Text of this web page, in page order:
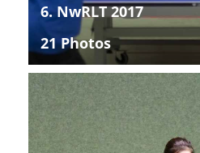
6. NwRLT 2017
21 Photos